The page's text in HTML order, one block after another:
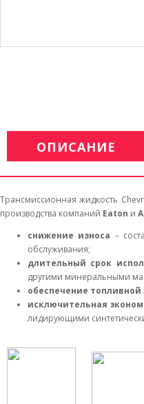
ОПИСАНИЕ
Трансмиссионная жидкость
производства компаний Eaton и
снижение износа –
обслуживания;
длительный срок
другими минеральными
обеспечение
исключительная
лидирующими